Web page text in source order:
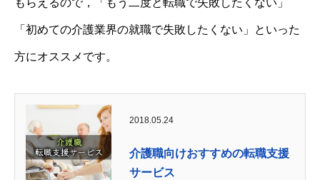
「初めての介護業界の就職で失敗したくない」といった
方にオススメです。
2018.05.24
介護職向けおすすめの転職支援
サービス